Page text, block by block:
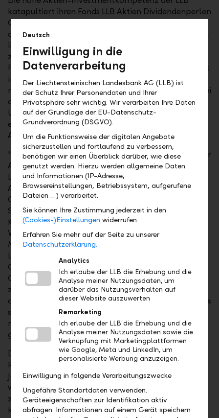
katapultiert ihren Fonds LLB Aktien Dividendenperlen
Global (CHF) erneut an die Spitze. Damit bestätigt
die LLB in der Kategorie "Equity Global Income" auch
ihr hervorragendes Aktienmanagement. Zum
zweiten Mal in Folge gewinnt der Fonds für seine
Performance über die letzten fünf Jahre. Er investiert
in ein breit diversifiziertes Aktienportfolio, um eine
möglichst hohe Gesamtrendite zu erwirtschaften. Bei
der Aktienauswahl werden weltweit führende
Unternehmen mit einer überdurchschnittlich
erwarteten Dividendenrendite beziehungsweise
Aktionärsrendite favorisiert.
"In den vergangenen Jahren durften wir immer wieder
Auszeichnungen in verschiedenen Ländern für unsere
LLB-Fonds entgegennehmen. Neben 'Best Group
Awards' erreichten auch Aktien- und
Obligationenfonds, aber vor allem auch unsere
Strategiefonds Spitzenpositionen. Diese zeigen die
Kompetenz der LLB-Gruppe als
Vermögensverwalterin besonders gut auf", sagt
Markus Wiedemann, Chief Investment Officer der
LLB-Gruppe. "Umso mehr freuen wir uns, als
Gewinner in der hart umkämpften Kategorie 'Equity
Global Income' für sämtliche in der Schweiz
zugelassenen Fonds wiederholt und in Folge
ausgezeichnet zu werden. Damit beweist die LLB, dass
sie durch systematische Anlageprozesse
nachhaltigen Mehrwert für ihre Kunden schafft –
gerade auch in schwierigen Aktienjahren wie 2018."
Die
Refinitiv Lipper Fund Awards , vormals Thomson
Reuters Lipper Fund Awards, sind seit mehr als drei
Jahrzehnten und in über zwanzig Ländern die
wichtigste Auszeichnung in der Fondsbranche. Sie
zeichnen die Besten der Besten im Hinblick auf eine
konstant starke, risikoadjustierte Performance aus.
Deutsch
Einwilligung in die
Datenverarbeitung
Der Liechtensteinischen Landesbank AG (LLB) ist
der Schutz Ihrer Personendaten und Ihrer
Privatsphäre sehr wichtig. Wir verarbeiten Ihre Daten
auf der Grundlage der EU-Datenschutz-
Grundverordnung (DSGVO).
Um die Funktionsweise der digitalen Angebote
sicherzustellen und fortlaufend zu verbessern,
benötigen wir einen Überblick darüber, wie diese
genutzt werden. Hierzu werden allgemeine Daten
und Informationen (IP-Adresse,
Browsereinstellungen, Betriebssystem, aufgerufene
Dateien …) verarbeitet.
Sie können Ihre Zustimmung jederzeit in den
(Cookies-)Einstellungen widerrufen.
Erfahren Sie mehr auf der Seite zu unserer
Datenschutzerklärung.
Analytics
Ich erlaube der LLB die Erhebung und die
Analyse meiner Nutzungsdaten, um
darüber das Nutzungsverhalten auf
dieser Website auszuwerten
Remarketing
Ich erlaube der LLB die Erhebung und die
Analyse meiner Nutzungsdaten sowie die
Verknüpfung mit Marketingplattformen
wie Google, Meta und LinkedIn, um
personalisierte Werbung anzuzeigen.
Einwilligung in folgende Verarbeitungszwecke
Ungefähre Standortdaten verwenden.
Geräteeigenschaften zur Identifikation aktiv
abfragen. Informationen auf einem Gerät speichern